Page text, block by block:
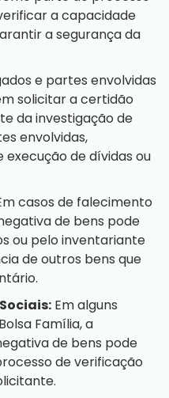
a capacidade
a segurança da
e partes envolvidas
solicitar a certidão
da investigação de
envolvidas,
de dívidas ou
casos de falecimento
de bens pode
ou pelo inventariante
de outros bens que
Em alguns
Família, a
de bens pode
de verificação